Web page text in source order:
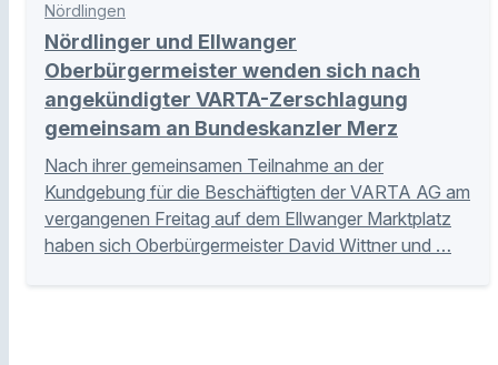
Nördlingen
Nördlinger und Ellwanger
Oberbürgermeister wenden sich nach
angekündigter VARTA-Zerschlagung
gemeinsam an Bundeskanzler Merz
Nach ihrer gemeinsamen Teilnahme an der
Kundgebung für die Beschäftigten der VARTA AG am
vergangenen Freitag auf dem Ellwanger Marktplatz
haben sich Oberbürgermeister David Wittner und …